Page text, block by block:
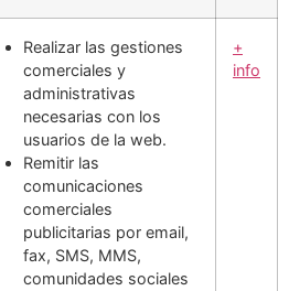
Realizar las gestiones
comerciales y
administrativas
necesarias con los
usuarios de la web.
Remitir las
comunicaciones
comerciales
publicitarias por email,
fax, SMS, MMS,
comunidades sociales
+
info